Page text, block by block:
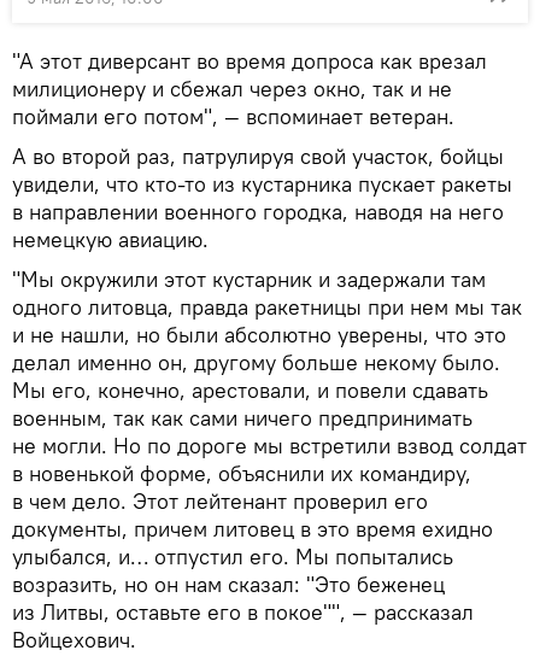
"А этот диверсант во время допроса как врезал
милиционеру и сбежал через окно, так и не
поймали его потом", — вспоминает ветеран.
А во второй раз, патрулируя свой участок, бойцы
увидели, что кто-то из кустарника пускает ракеты
в направлении военного городка, наводя на него
немецкую авиацию.
"Мы окружили этот кустарник и задержали там
одного литовца, правда ракетницы при нем мы так
и не нашли, но были абсолютно уверены, что это
делал именно он, другому больше некому было.
Мы его, конечно, арестовали, и повели сдавать
военным, так как сами ничего предпринимать
не могли. Но по дороге мы встретили взвод солдат
в новенькой форме, объяснили их командиру,
в чем дело. Этот лейтенант проверил его
документы, причем литовец в это время ехидно
улыбался, и… отпустил его. Мы попытались
возразить, но он нам сказал: "Это беженец
из Литвы, оставьте его в покое"", — рассказал
Войцехович.